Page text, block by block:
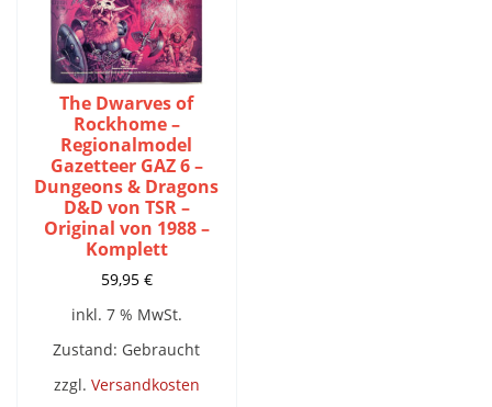
The Dwarves of
Rockhome –
Regionalmodel
Gazetteer GAZ 6 –
Dungeons & Dragons
D&D von TSR –
Original von 1988 –
Komplett
59,95 €
inkl. 7 % MwSt.
Zustand: Gebraucht
zzgl. Versandkosten